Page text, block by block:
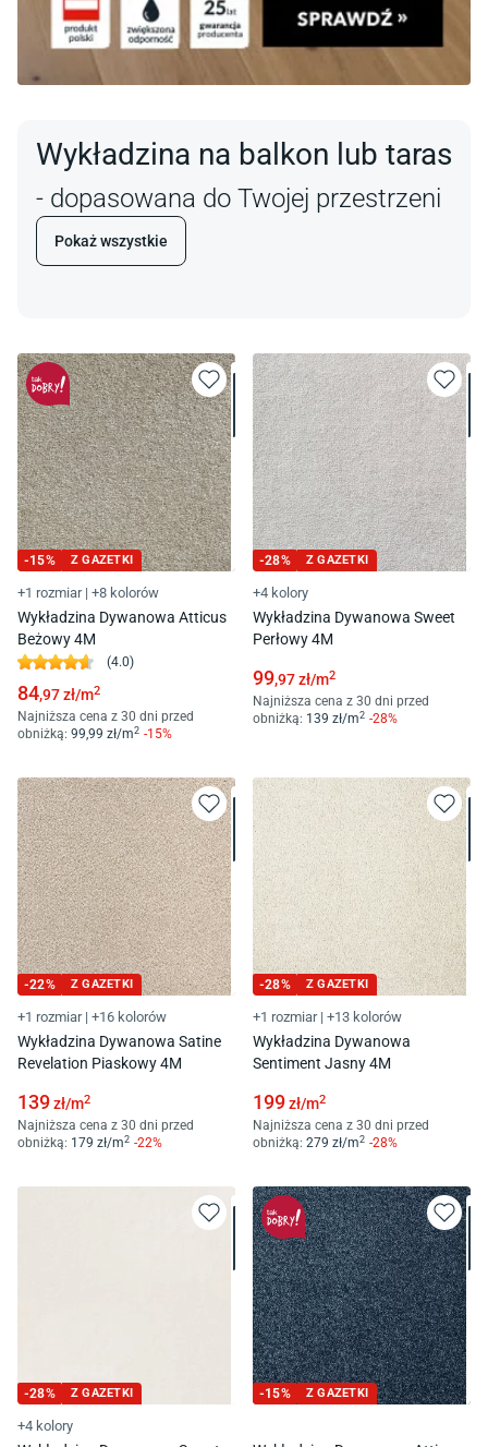
Wykładzina na balkon lub taras
- dopasowana do Twojej przestrzeni
Pokaż wszystkie
-15% Z GAZETKI
+1 rozmiar | +8 kolorów
Wykładzina Dywanowa Atticus
Beżowy 4M
(4.0)
84,97zł/m2
Najniższa cena z 30 dni przed
obniżką: 99,99 zł/m2 -15%
-28% Z GAZETKI
+4 kolory
Wykładzina Dywanowa Sweet
Perłowy 4M
99,97zł/m2
Najniższa cena z 30 dni przed
obniżką: 139 zł/m2 -28%
-22% Z GAZETKI
+1 rozmiar | +16 kolorów
Wykładzina Dywanowa Satine
Revelation Piaskowy 4M
139zł/m2
Najniższa cena z 30 dni przed
obniżką: 179 zł/m2 -22%
-28% Z GAZETKI
+1 rozmiar | +13 kolorów
Wykładzina Dywanowa
Sentiment Jasny 4M
199zł/m2
Najniższa cena z 30 dni przed
obniżką: 279 zł/m2 -28%
-28% Z GAZETKI
+4 kolory
-15% Z GAZETKI